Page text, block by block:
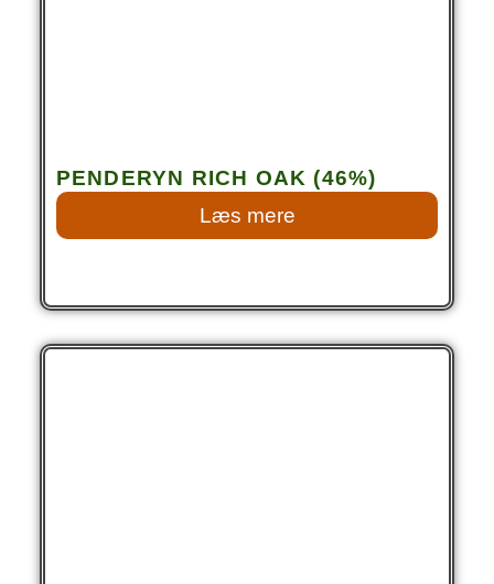
PENDERYN RICH OAK (46%)
Læs mere